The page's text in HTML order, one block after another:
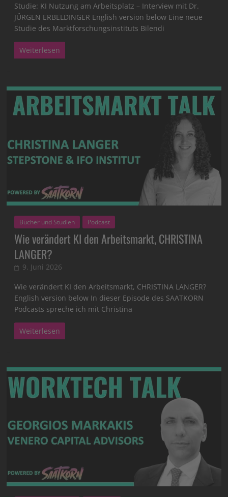
Studie: KI Nutzung am Arbeitsplatz – Interview mit Dr.
JÜRGEN ERBELDINGER English version below Eine neue
Studie des Marktforschungsinstituts Bilendi
Weiterlesen
Bücher und Studien Podcast
Wie verändert KI den Arbeitsmarkt, CHRISTINA
LANGER?
9. Juni 2026
Wie verändert KI den Arbeitsmarkt, CHRISTINA LANGER?
English version below In dieser Episode des SAATKORN
Podcasts spreche ich mit Christina
Weiterlesen